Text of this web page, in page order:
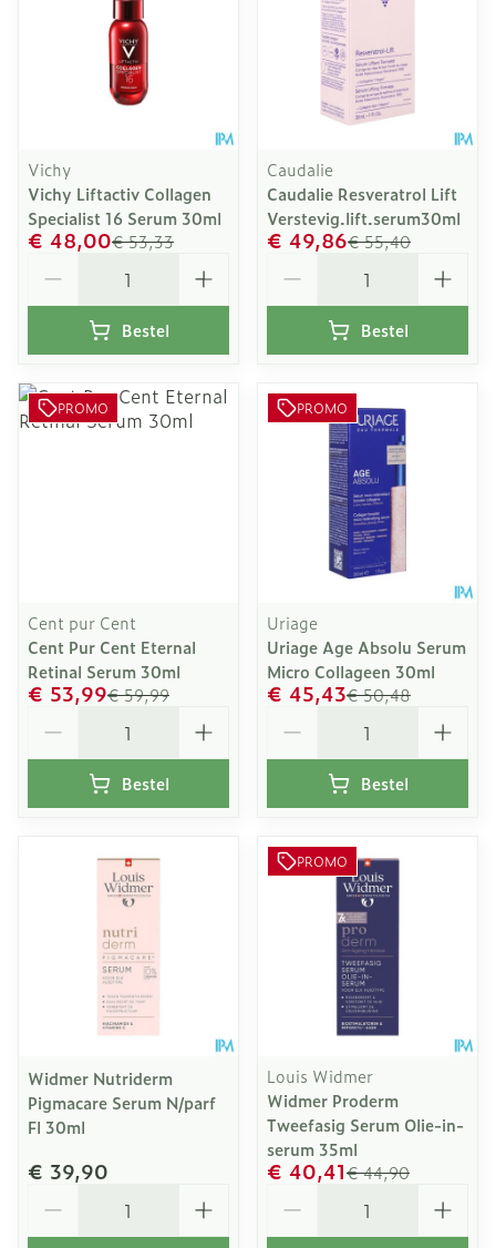
Vichy
Vichy Liftactiv Collagen
Specialist 16 Serum 30ml
€ 53,33
€ 48,00
Bestel
Caudalie
Caudalie Resveratrol Lift
Verstevig.lift.serum30ml
€ 55,40
€ 49,86
Bestel
PROMO
Cent pur Cent
Cent Pur Cent Eternal
Retinal Serum 30ml
€ 59,99
€ 53,99
Bestel
PROMO
Uriage
Uriage Age Absolu Serum
Micro Collageen 30ml
€ 50,48
€ 45,43
Bestel
Widmer Nutriderm
Pigmacare Serum N/parf
Fl 30ml
€ 39,90
PROMO
Louis Widmer
Widmer Proderm
Tweefasig Serum Olie-in-
serum 35ml
€ 44,90
€ 40,41